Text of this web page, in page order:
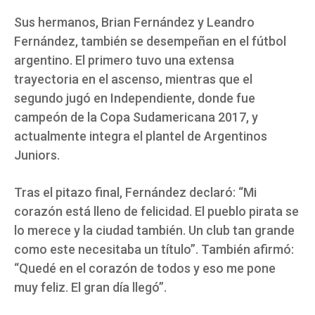
Sus hermanos, Brian Fernández y Leandro
Fernández, también se desempeñan en el fútbol
argentino. El primero tuvo una extensa
trayectoria en el ascenso, mientras que el
segundo jugó en Independiente, donde fue
campeón de la Copa Sudamericana 2017, y
actualmente integra el plantel de Argentinos
Juniors.
Tras el pitazo final, Fernández declaró: “Mi
corazón está lleno de felicidad. El pueblo pirata se
lo merece y la ciudad también. Un club tan grande
como este necesitaba un título”. También afirmó:
“Quedé en el corazón de todos y eso me pone
muy feliz. El gran día llegó”.